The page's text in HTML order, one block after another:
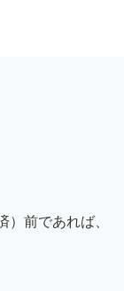
前であれば、